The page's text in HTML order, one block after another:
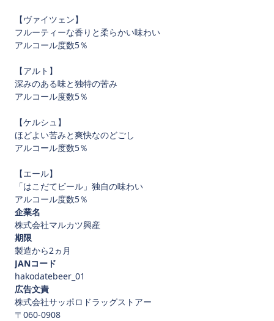
【ヴァイツェン】
フルーティーな香りと柔らかい味わい
アルコール度数5％
【アルト】
深みのある味と独特の苦み
アルコール度数5％
【ケルシュ】
ほどよい苦みと爽快なのどごし
アルコール度数5％
【エール】
「はこだてビール」独自の味わい
アルコール度数5％
企業名
株式会社マルカツ興産
期限
製造から2ヵ月
JANコード
hakodatebeer_01
広告文責
株式会社サッポロドラッグストアー
〒060-0908